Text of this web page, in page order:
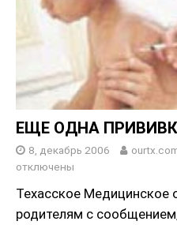
ЕЩЕ ОДНА
8, декабрь 2006
отключены
Техасское Медицинское
родителям с